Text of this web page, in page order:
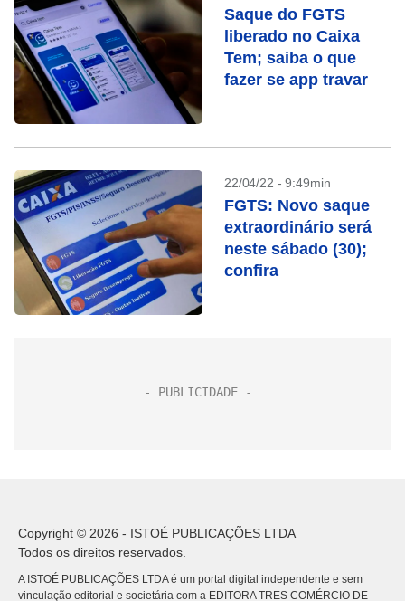
Saque do FGTS
liberado no Caixa
Tem; saiba o que
fazer se app travar
22/04/22 - 9:49min
FGTS: Novo saque
extraordinário será
neste sábado (30);
confira
Copyright © 2026 - ISTOÉ PUBLICAÇÕES LTDA
Todos os direitos reservados.
A ISTOÉ PUBLICAÇÕES LTDA é um portal digital independente e sem
vinculação editorial e societária com a EDITORA TRES COMÉRCIO DE